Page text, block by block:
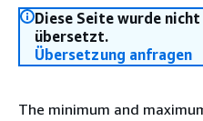
Diese Seite wurde
übersetzt.
Übersetzung anfragen
The minimum and